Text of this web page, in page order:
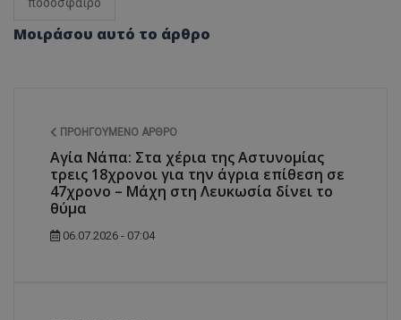
Μοιράσου αυτό το άρθρο
ΠΡΟΗΓΟΎΜΕΝΟ ΆΡΘΡΟ
Αγία Νάπα: Στα χέρια της Αστυνομίας
τρεις 18χρονοι για την άγρια επίθεση σε
47χρονο – Μάχη στη Λευκωσία δίνει το
θύμα
06.07.2026 - 07:04